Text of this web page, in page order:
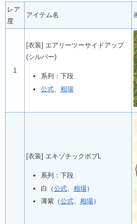
レア
度
アイテム名
1
[衣装] エアリーツーサイドアップ
(シルバー)
系列：下段
公式、 相場
[衣装] エキゾチックボブL
系列：下段
白（公式、 相場）
薄紫（公式、 相場）